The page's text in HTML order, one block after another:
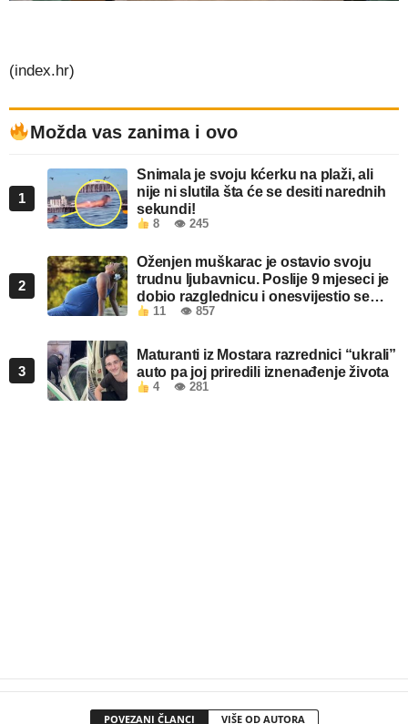
(index.hr)
Možda vas zanima i ovo
1
Snimala je svoju kćerku na plaži, ali
nije ni slutila šta će se desiti narednih
sekundi!
8 👁 245
2
Oženjen muškarac je ostavio svoju
trudnu ljubavnicu. Poslije 9 mjeseci je
dobio razglednicu i onesvijestio se
kada je pročitao šta piše!
11 👁 857
3
Maturanti iz Mostara razrednici “ukrali”
auto pa joj priredili iznenađenje života
4 👁 281
POVEZANI ČLANCI VIŠE OD AUTORA